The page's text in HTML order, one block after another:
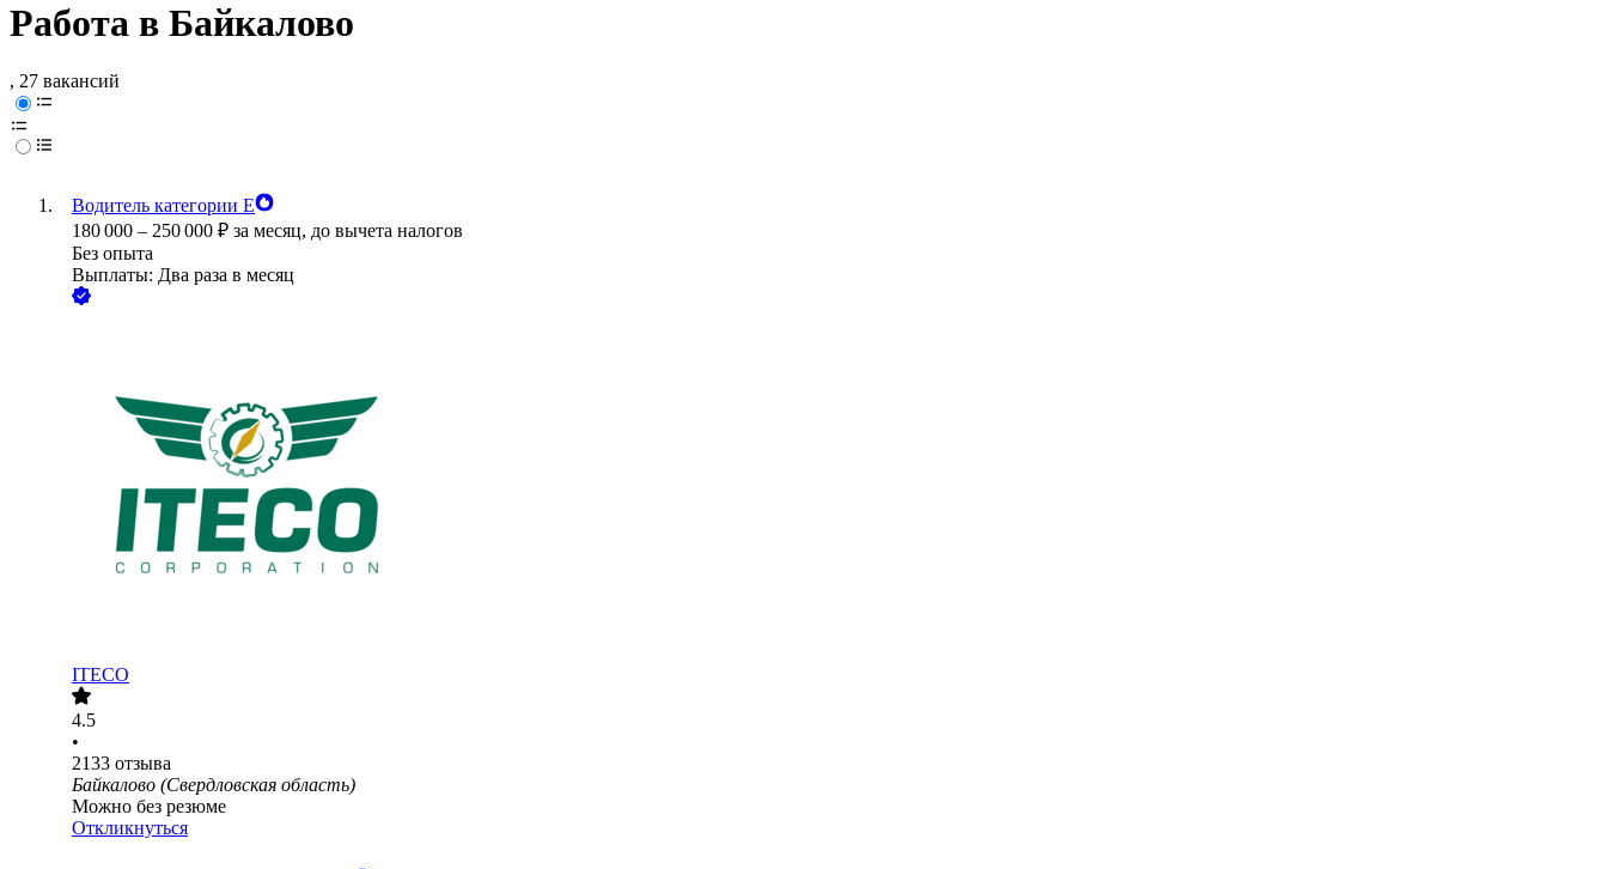
Работа в Байкалово
, 27 вакансий
Водитель категории Е
180 000 – 250 000 ₽ за месяц, до вычета налогов
Без опыта
Выплаты: Два раза в месяц
ITECO
4.5
•
2133 отзыва
Байкалово (Свердловская область)
Можно без резюме
Откликнуться